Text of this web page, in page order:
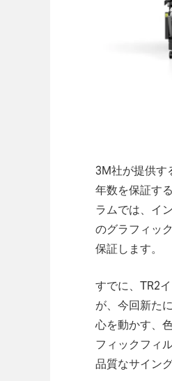
3M社が提供
年数を保証す
ラムでは、イ
のグラフィッ
保証します。
すでに、TR2
が、今回新た
心を動かす、
フィックフィ
品質なサイン